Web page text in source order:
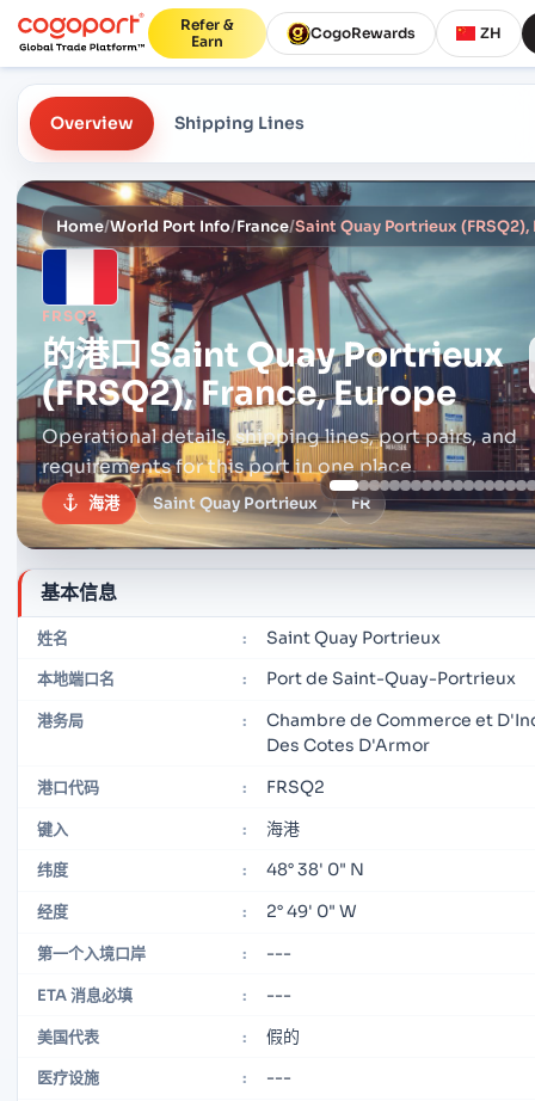
Refer &
Earn
CogoRewards ZH
Overview Shipping Lines
Home/World Port Info/France/Saint Quay Portrieux (FRSQ2),
FRSQ2
的港口Saint Quay Portrieux
(FRSQ2), France, Europe
Operational details, shipping lines, port pairs, and
requirements for this port in one place.
海港 Saint Quay Portrieux FR
基本信息
姓名 : Saint Quay Portrieux
本地端口名 : Port de Saint-Quay-Portrieux
港务局 :
Chambre de Commerce et
Des Cotes D'Armor
港口代码 : FRSQ2
键入 : 海港
纬度 : 48° 38' 0" N
经度 : 2° 49' 0" W
第一个入境口岸 : ---
ETA 消息必填 : ---
美国代表 : 假的
医疗设施 : ---